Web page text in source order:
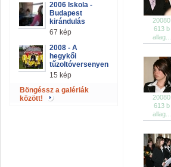
2006 Iskola -
Budapest
kirándulás
67 kép
2008 - A
hegykői
tűzoltóversenyen
15 kép
Böngéssz a galériák
között!
20080
613 b
allag...
20080
613 b
allag...